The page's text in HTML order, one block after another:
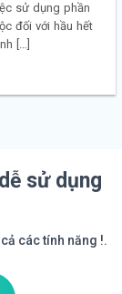
sử dụng phần
đối với hầu hết
[…]
sử dụng
các tính năng !.